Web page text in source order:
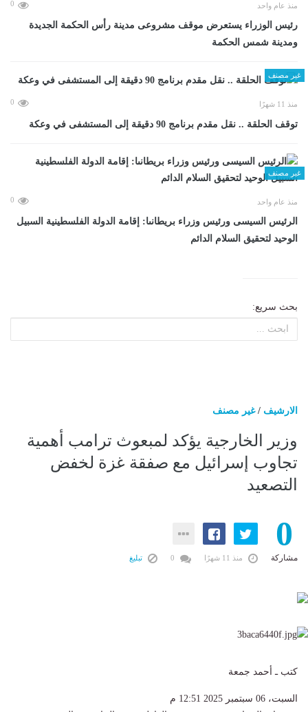
منذ عام واحد 0
رئيس الوزراء يستعرض موقف مشروعى مدينة رأس الحكمة الجديدة
ومدينة شمس الحكمة
غير مصنف
منذ 11 شهرًا 0
توقف الحلقة .. نقل مقدم برنامج 90 دقيقة إلى المستشفى في وعكة
غير مصنف
منذ عام واحد 0
الرئيس السيسى ورئيس وزراء بريطانىا: إقامة الدولة الفلسطينية السبيل
الوحيد لتحقيق السلام الدائم
بحث سريع:
الارشيف /غير مصنف
وزير الخارجية يؤكد لمبعوث ترامب أهمية
تجاوب إسرائيل مع صفقة غزة لخفض
التصعيد
0
مشاركة منذ 11 شهرًا تبليغ
كتب ـ أحمد جمعة
السبت، 06 سبتمبر 2025 12:51 م